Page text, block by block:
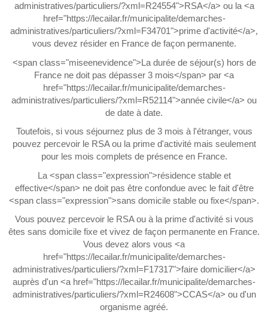
administratives/particuliers/?xml=R24554">RSA</a> ou la <a
href="https://lecailar.fr/municipalite/demarches-
administratives/particuliers/?xml=F34701">prime d'activité</a>,
vous devez résider en France de façon permanente.
<span class="miseenevidence">La durée de séjour(s) hors de
France ne doit pas dépasser 3 mois</span> par <a
href="https://lecailar.fr/municipalite/demarches-
administratives/particuliers/?xml=R52114">année civile</a> ou
de date à date.
Toutefois, si vous séjournez plus de 3 mois à l'étranger, vous
pouvez percevoir le RSA ou la prime d'activité mais seulement
pour les mois complets de présence en France.
La <span class="expression">résidence stable et
effective</span> ne doit pas être confondue avec le fait d'être
<span class="expression">sans domicile stable ou fixe</span>.
Vous pouvez percevoir le RSA ou à la prime d'activité si vous
êtes sans domicile fixe et vivez de façon permanente en France.
Vous devez alors vous <a
href="https://lecailar.fr/municipalite/demarches-
administratives/particuliers/?xml=F17317">faire domicilier</a>
auprès d'un <a href="https://lecailar.fr/municipalite/demarches-
administratives/particuliers/?xml=R24608">CCAS</a> ou d'un
organisme agréé.